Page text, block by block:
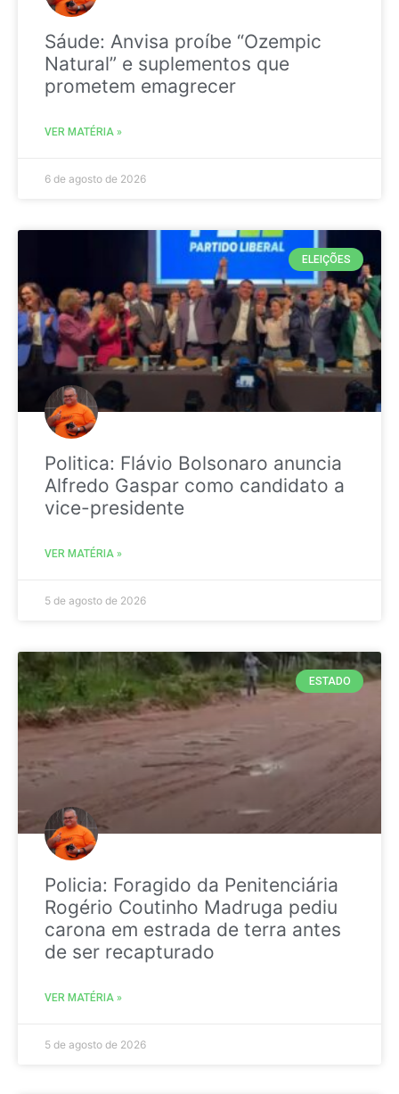
Sáude: Anvisa proíbe “Ozempic
Natural” e suplementos que
prometem emagrecer
VER MATÉRIA »
6 de agosto de 2026
ELEIÇÕES
Politica: Flávio Bolsonaro anuncia
Alfredo Gaspar como candidato a
vice-presidente
VER MATÉRIA »
5 de agosto de 2026
ESTADO
Policia: Foragido da Penitenciária
Rogério Coutinho Madruga pediu
carona em estrada de terra antes
de ser recapturado
VER MATÉRIA »
5 de agosto de 2026